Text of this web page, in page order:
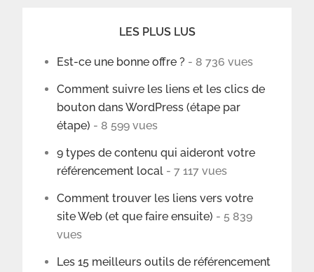
LES PLUS LUS
Est-ce une bonne offre ? - 8 736 vues
Comment suivre les liens et les clics de
bouton dans WordPress (étape par
étape) - 8 599 vues
9 types de contenu qui aideront votre
référencement local - 7 117 vues
Comment trouver les liens vers votre
site Web (et que faire ensuite) - 5 839
vues
Les 15 meilleurs outils de référencement